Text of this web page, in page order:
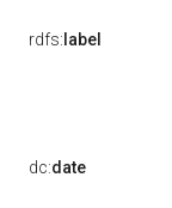
rdfs: label
dc:date